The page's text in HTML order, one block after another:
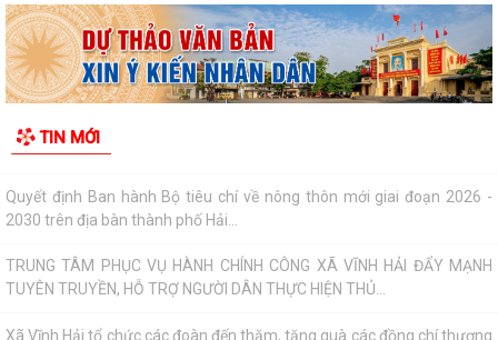
TIN MỚI
Quyết định Ban hành Bộ tiêu chí về nông thôn mới giai đoạn 2026 -
2030 trên địa bàn thành phố Hải...
TUYÊN TRUYỀN, HỖ TRỢ NGƯỜI DÂN THỰC HIỆN THỦ...
binh, bệnh binh và các gia...
Quyết định về việc công bố Danh mục thủ tục hành chính mới ban
hành, bị bãi bỏ thuộc phạm vi chức...